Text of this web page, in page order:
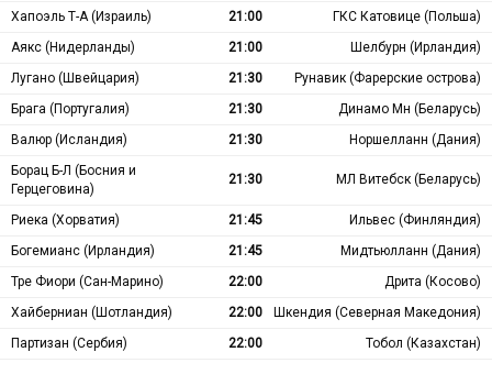
Хапоэль Т-А (Израиль)
21:00
ГКС Катовице (Польша)
Аякс (Нидерланды)
21:00
Шелбурн (Ирландия)
Лугано (Швейцария)
21:30
Рунавик (Фарерские острова)
Брага (Португалия)
21:30
Динамо Мн (Беларусь)
Валюр (Исландия)
21:30
Норшелланн (Дания)
Борац Б-Л (Босния и
Герцеговина)
21:30 МЛ Витебск (Беларусь)
Риека (Хорватия) 21:45
Ильвес (Финляндия)
Богемианс (Ирландия)
21:45
Мидтьюлланн (Дания)
Тре Фиори (Сан-Марино)
22:00
Дрита (Косово)
Хайберниан (Шотландия)
22:00
Шкендия (Северная Македония)
Партизан (Сербия)
22:00 Тобол (Казахстан)